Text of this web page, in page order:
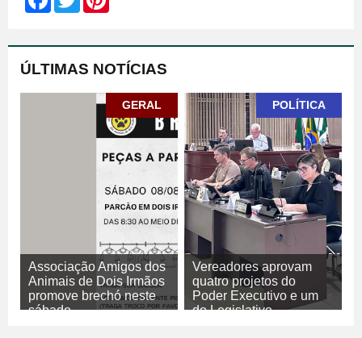
ÚLTIMAS NOTÍCIAS
GERAL
Associação Amigos dos
Animais de Dois Irmãos
promove brechó neste
sábado
POLÍTICA
Vereadores aprovam
quatro projetos do
Poder Executivo e um
do Legislativo